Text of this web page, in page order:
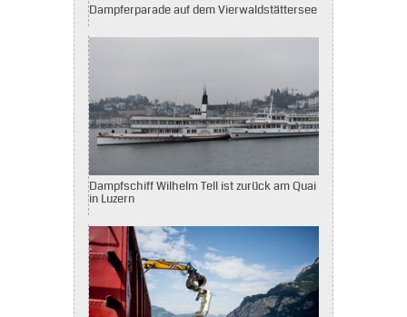
Dampferparade auf dem Vierwaldstättersee
Dampfschiff Wilhelm Tell ist zurück am Quai
in Luzern